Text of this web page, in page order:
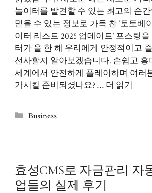
놀이터를 발견할 수 있는 최고의 순
믿을 수 있는 정보로 가득 찬 ‘토토베
이터 리스트 2025 업데이트’ 포스팅
터가 올 한 해 우리에게 안정적이고
선사할지 알아보겠습니다. 손쉽고 흥
세계에서 안전하게 플레이하며 여러
가시킬 준비되셨나요? … 더 읽기
카
Business
효성CMS로 자금관리 자
업들의 실제 후기